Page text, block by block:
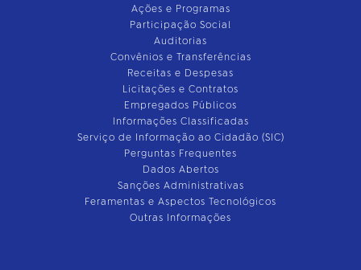
Ações e Programas
Participação Social
Auditorias
Convênios e Transferências
Receitas e Despesas
Licitações e Contratos
Empregados Públicos
Informações Classificadas
Serviço de Informação ao Cidadão (SIC)
Perguntas Frequentes
Dados Abertos
Sanções Administrativas
Feramentas e Aspectos Tecnológicos
Outras Informações